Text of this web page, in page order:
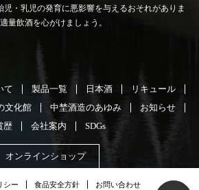
・乳児の発育に悪影響を与えるおそれがありま
量飲酒を心がけましょう。
て 製品一覧 日本酒
リキュール
文化館 中埜酒造のあゆみ
お知らせ
歴
会社案内 SDGs
オンラインショップ
シー 食品安全方針 お問い合わせ